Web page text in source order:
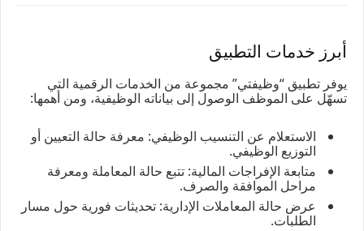
أبرز خدمات التطبيق
يوفر تطبيق “وظيفتي” مجموعة من الخدمات الرقمية التي
تسهّل على الموظف الوصول إلى بياناته الوظيفية، ومن أهمها:
الاستعلام عن التنسيب الوظيفي: معرفة حالة التعيين أو
التوزيع الوظيفي.
متابعة الإفراجات المالية: تتبع حالة المعاملة ومعرفة
مراحل الموافقة والصرف.
عرض حالة المعاملات الإدارية: تحديثات فورية حول مسار
الطلبات.